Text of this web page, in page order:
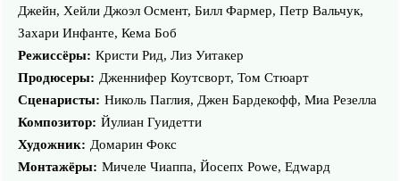
Джейн, Хейли Джоэл Осмент, Билл Фармер, Петр Вальчук,
Захари Инфанте, Кема Боб
Режиссёры: Кристи Рид, Лиз Уитакер
Продюсеры: Дженнифер Коутсворт, Том Стюарт
Сценаристы: Николь Паглия, Джен Бардекофф, Миа Резелла
Композитор: Йулиан Гуидетти
Художник: Домарин Фокс
Монтажёры: Мичеле Чиаппа, Йосепх Роwе, Едwард